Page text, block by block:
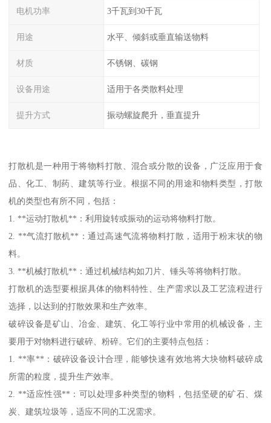
电机功率 3千瓦到30千瓦
用途 水平、倾斜或垂直输送物料
材质 不锈钢、碳钢
设备用途 适用于各类散料处理
提升方式 振动螺旋爬升，垂直提升
打散机是一种用于将物料打散、混合或分散的设备，广泛应用于食
品、化工、制药、建筑等行业。根据不同的用途和物料类型，打散
机的类型也有所不同，包括：
1. **运动打散机**：利用旋转或振动的运动将物料打散。
2. **气流打散机**：通过高速气流将物料打散，适用于粉末状的物
料。
3. **机械打散机**：通过机械结构如刀片、锤头等将物料打散。
打散机的选型要根据具体的物料特性、生产需求以及工艺流程进行
选择，以达到的打散效果和生产效率。
破碎设备是矿山、冶金、建筑、化工等行业中常用的机械设备，主
要用于对物料进行破碎、粉碎。它们的主要特点包括：
1. **率**：破碎设备设计合理，能够快速有效地将大块物料破碎成
所需的粒度，提升生产效率。
2. **适应性强**：可以处理多种类型的物料，包括坚硬的矿石、煤
炭、建筑垃圾等，适应不同的工况需求。